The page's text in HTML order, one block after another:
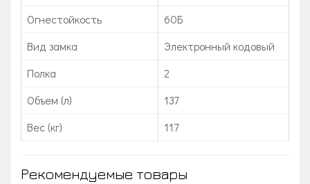
Огнестойкость
60Б
Вид замка
Электронный кодовый
Полка
2
Объем (л)
137
Вес (кг)
117
Рекомендуемые товары